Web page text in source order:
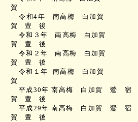
賀
令和4年 南高梅 白加賀
賀 豊 後
令和３年 南高梅 白加賀
賀 豊 後
令和２年 南高梅 白加賀
賀 豊 後
令和１年
南高梅 白加賀
賀
平成30年 南高梅 白加賀 鶯 宿
賀 豊 後
平成29年 南高梅 白加賀 鶯 宿
賀 豊 後